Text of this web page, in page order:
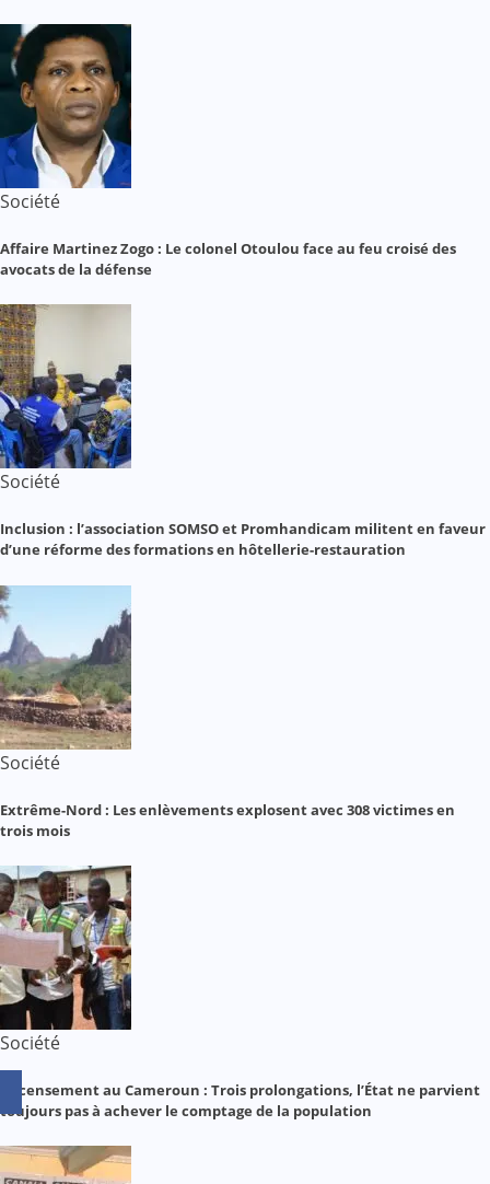
Société
Affaire Martinez Zogo : Le colonel Otoulou face au feu croisé des
avocats de la défense
Société
Inclusion : l’association SOMSO et Promhandicam militent en faveur
d’une réforme des formations en hôtellerie-restauration
Société
Extrême-Nord : Les enlèvements explosent avec 308 victimes en
trois mois
Société
Recensement au Cameroun : Trois prolongations, l’État ne parvient
toujours pas à achever le comptage de la population